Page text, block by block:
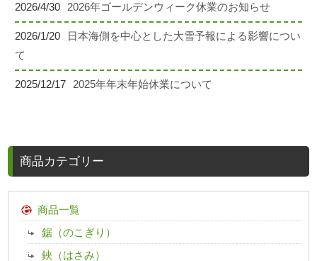
2026/4/30 2026年ゴールデンウィーク休業のお知らせ
2026/1/20
日本海側を中心とした大雪予報による影響につい
て
2025/12/17 2025年年末年始休業について
商品カテゴリー
商品一覧
鋸（のこぎり）
鋏（はさみ）